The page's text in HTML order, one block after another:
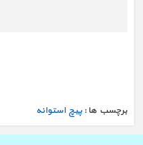
برچسب ها : پیچ استوانه